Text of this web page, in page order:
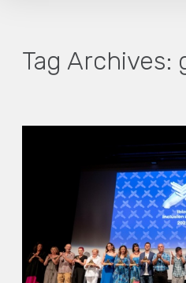
Tag Archives: